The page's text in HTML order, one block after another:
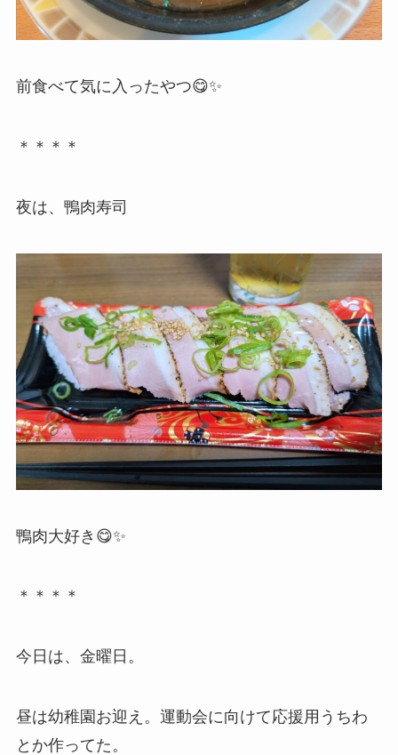
前食べて気に入ったやつ😋✨
＊＊＊＊
夜は、鴨肉寿司
鴨肉大好き😋✨
＊＊＊＊
今日は、金曜日。
昼は幼稚園お迎え。運動会に向けて応援用うちわ
とか作ってた。